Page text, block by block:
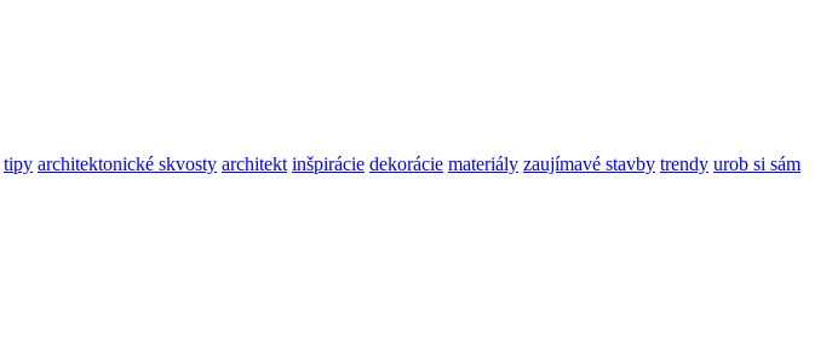
tipy architektonické skvosty architekt inšpirácie dekorácie materiály zaujímavé stavby trendy urob si sám